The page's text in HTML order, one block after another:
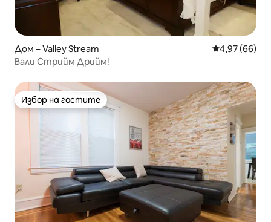
Дом – Valley Stream Средна
4,97 (66)
Вали Стрийм Дрийм!
Избор на гостите
Избор на гостите